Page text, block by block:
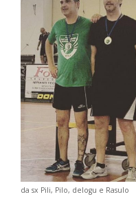
da sx Pili, Pilo, delogu e Rasulo